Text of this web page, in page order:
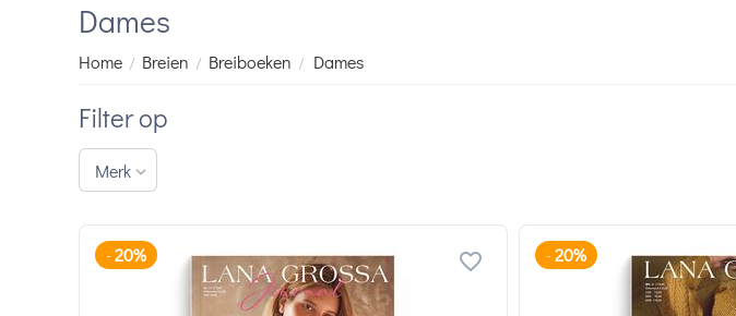
Dames
Home / Breien / Breiboeken / Dames
Filter op
Merk
- 20% - 20%